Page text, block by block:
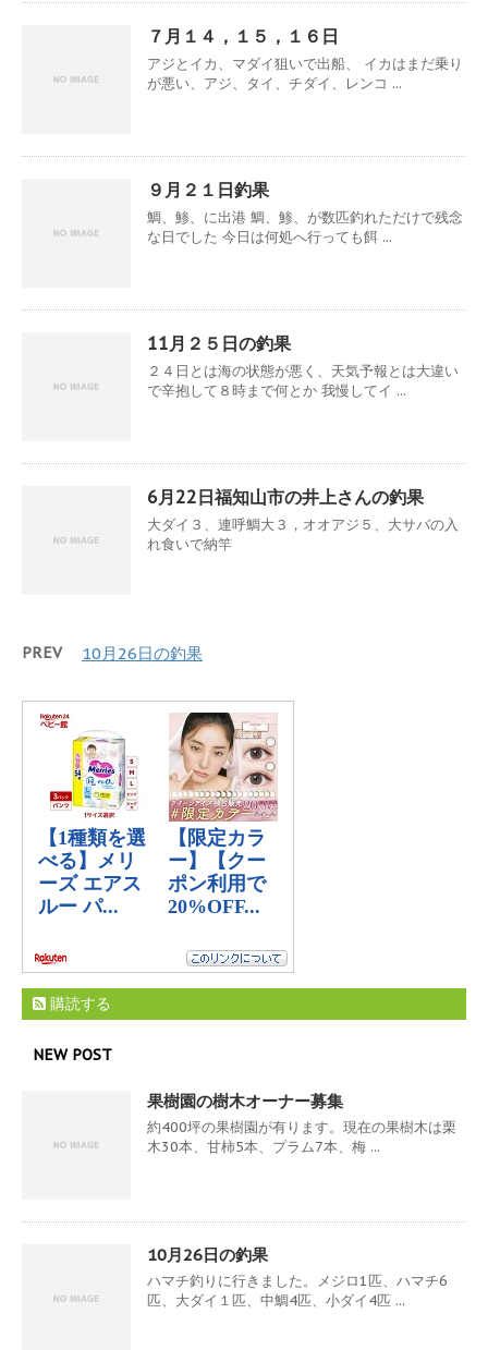
７月１４，１５，１６日
アジとイカ、マダイ狙いで出船、 イカはまだ乗り
が悪い、アジ、タイ、チダイ、レンコ ...
９月２１日釣果
鯛、鯵、に出港 鯛、鯵、が数匹釣れただけで残念
な日でした 今日は何処へ行っても餌 ...
11月２５日の釣果
２４日とは海の状態が悪く、天気予報とは大違い
で辛抱して８時まで何とか 我慢してイ ...
6月22日福知山市の井上さんの釣果
大ダイ３、連呼鯛大３，オオアジ５、大サバの入
れ食いで納竿
PREV 10月26日の釣果
購読する
NEW POST
果樹園の樹木オーナー募集
約400坪の果樹園が有ります。現在の果樹木は栗
木30本、甘柿5本、プラム7本、梅 ...
10月26日の釣果
ハマチ釣りに行きました。メジロ1匹、ハマチ6
匹、大ダイ１匹、中鯛4匹、小ダイ4匹 ...